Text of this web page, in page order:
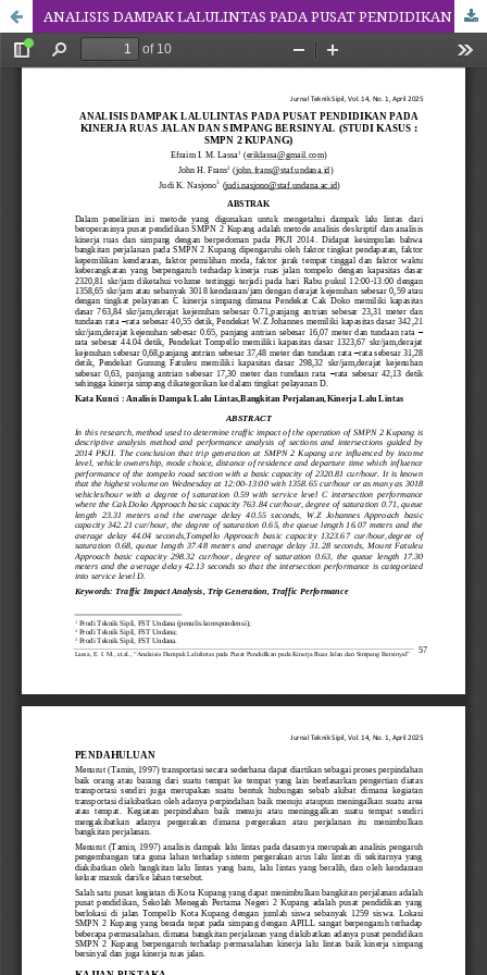
ANALISIS DAMPAK LALULINTAS PADA PUSAT PENDIDIKAN PADA KINERJA RUAS JALAN DAN SIMPANG BERSINYAL